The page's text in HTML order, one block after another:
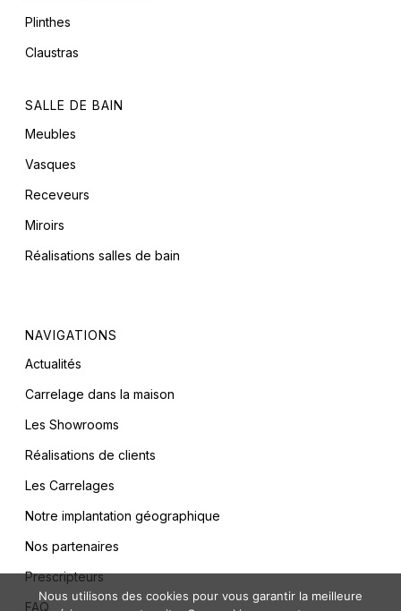
Plinthes
Claustras
SALLE DE BAIN
Meubles
Vasques
Receveurs
Miroirs
Réalisations salles de bain
NAVIGATIONS
Actualités
Carrelage dans la maison
Les Showrooms
Réalisations de clients
Les Carrelages
Notre implantation géographique
Nos partenaires
Prescripteurs
FAQ
Nous utilisons des cookies pour vous garantir la meilleure